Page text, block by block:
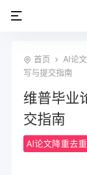
首页 AI论
写与提交指南
维普毕业
交指南
AI论文降重去重